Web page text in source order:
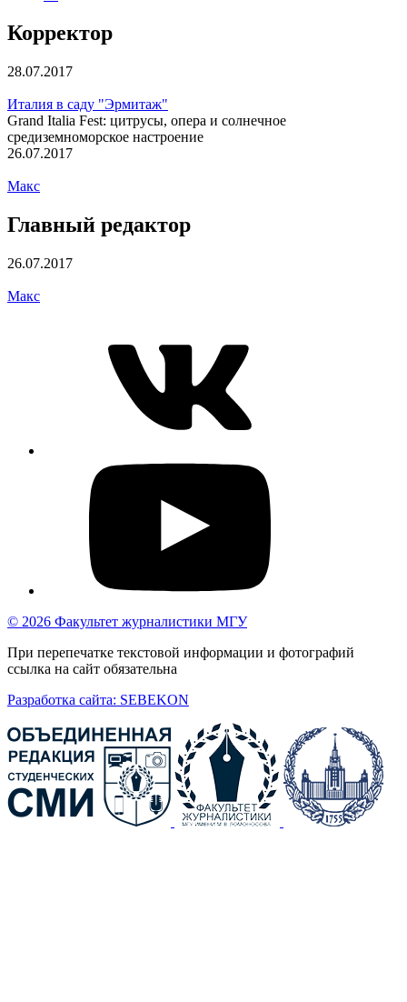
Корректор
28.07.2017
Италия в саду "Эрмитаж"
Grand Italia Fest: цитрусы, опера и солнечное
средиземноморское настроение
26.07.2017
Макс
Главный редактор
26.07.2017
Макс
© 2026 Факультет журналистики МГУ
При перепечатке текстовой информации и фотографий
ссылка на сайт обязательна
Разработка сайта: SEBEKON